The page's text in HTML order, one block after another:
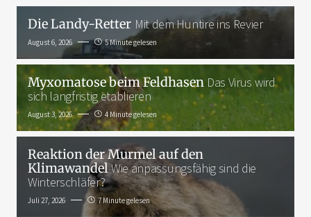
Die Landy-Retter Mit dem Huntire ins Revier
August 6, 2026 5 Minute gelesen
Myxomatose beim Feldhasen Das Virus wird
sich langfristig etablieren
August 3, 2026 4 Minute gelesen
Reaktion der Murmel auf den
KlimawandelWie anpassungsfähig sind die
Winterschläfer?
Juli 27, 2026 7 Minute gelesen